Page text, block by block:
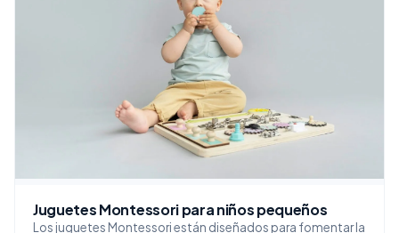
Juguetes Montessori para niños pequeños
Los juguetes Montessori están diseñados para fomentar la